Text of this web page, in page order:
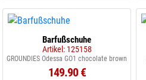
Barfußschuhe
Artikel: 125158
GROUNDIES Odessa GO1 chocolate brown
149.90 €